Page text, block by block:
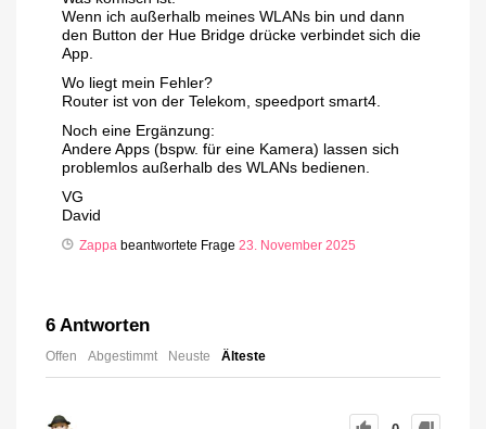
Wenn ich außerhalb meines WLANs bin und dann
den Button der Hue Bridge drücke verbindet sich die
App.
Wo liegt mein Fehler?
Router ist von der Telekom, speedport smart4.
Noch eine Ergänzung:
Andere Apps (bspw. für eine Kamera) lassen sich
problemlos außerhalb des WLANs bedienen.
VG
David
Zappa beantwortete Frage 23. November 2025
6 Antworten
Offen Abgestimmt Neuste Älteste